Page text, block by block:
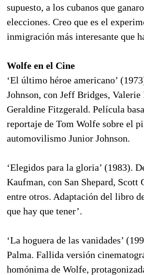
supuesto, a los cubanos que
elecciones. Creo que es el
inmigración más interesante que
Wolfe en el Cine
‘El último héroe americano’
Johnson, con Jeff Bridges, Valerie
Geraldine Fitzgerald. Película
reportaje de Tom Wolfe sobre el
automovilismo Junior Johnson.
‘Elegidos para la gloria’ (1983).
Kaufman, con San Shepard, Scott
entre otros. Adaptación del libro
que hay que tener’.
‘La hoguera de las vanidades’
Palma. Fallida versión
homónima de Wolfe,